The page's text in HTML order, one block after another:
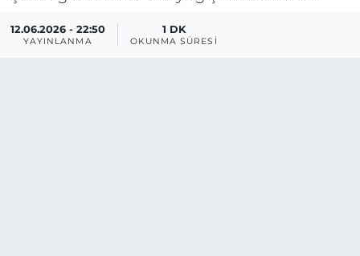
12.06.2026 - 22:50
YAYINLANMA
1 DK
OKUNMA SÜRESI